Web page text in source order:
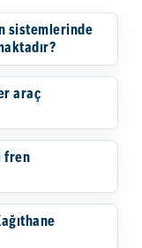
sistemlerinde
araç
fren